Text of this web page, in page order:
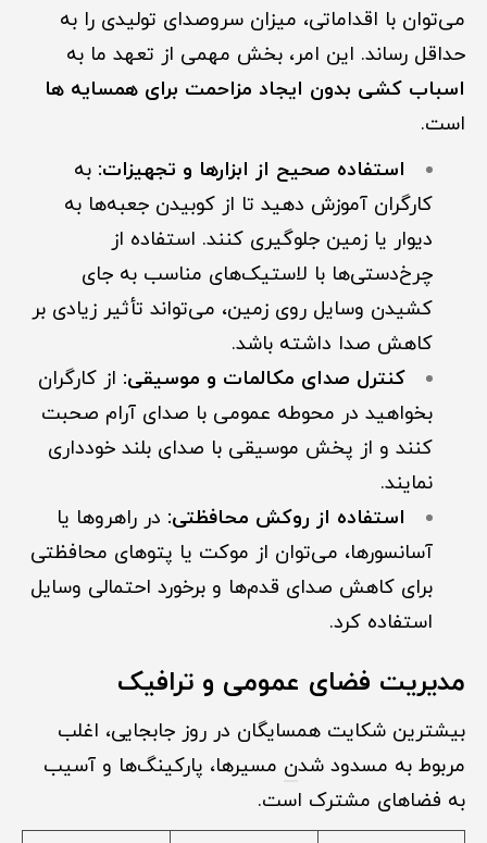
می‌توان با اقداماتی، میزان سروصدای تولیدی را به
حداقل رساند. این امر، بخش مهمی از تعهد ما به
اسباب کشی بدون ایجاد مزاحمت برای همسایه ها
است.
استفاده صحیح از ابزارها و تجهیزات: به
کارگران آموزش دهید تا از کوبیدن جعبه‌ها به
دیوار یا زمین جلوگیری کنند. استفاده از
چرخ‌دستی‌ها با لاستیک‌های مناسب به جای
کشیدن وسایل روی زمین، می‌تواند تأثیر زیادی بر
کاهش صدا داشته باشد.
کنترل صدای مکالمات و موسیقی: از کارگران
بخواهید در محوطه عمومی با صدای آرام صحبت
کنند و از پخش موسیقی با صدای بلند خودداری
نمایند.
استفاده از روکش محافظتی: در راهروها یا
آسانسورها، می‌توان از موکت یا پتوهای محافظتی
برای کاهش صدای قدم‌ها و برخورد احتمالی وسایل
استفاده کرد.
مدیریت فضای عمومی و ترافیک
بیشترین شکایت همسایگان در روز جابجایی، اغلب
مربوط به مسدود شدن مسیرها، پارکینگ‌ها و آسیب
به فضاهای مشترک است.